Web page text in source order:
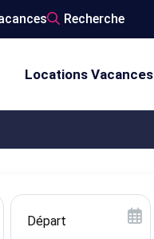
Recherche
Locations Vacances